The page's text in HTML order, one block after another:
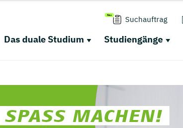
Suchauftrag
Das duale Studium Studiengänge